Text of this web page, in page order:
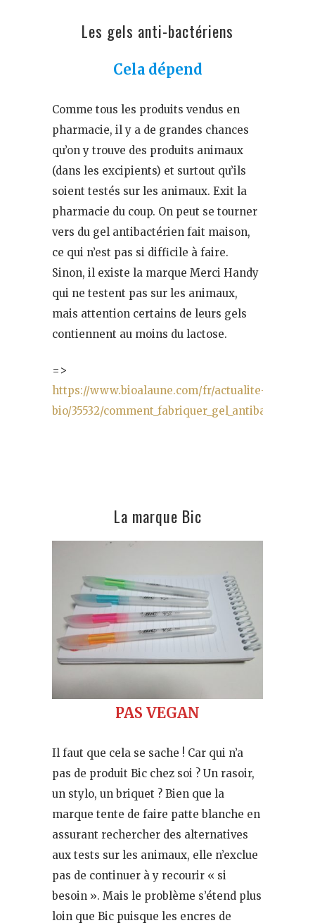
Les gels anti-bactériens
Cela dépend
Comme tous les produits vendus en
pharmacie, il y a de grandes chances
qu’on y trouve des produits animaux
(dans les excipients) et surtout qu’ils
soient testés sur les animaux. Exit la
pharmacie du coup. On peut se tourner
vers du gel antibactérien fait maison,
ce qui n’est pas si difficile à faire.
Sinon, il existe la marque Merci Handy
qui ne testent pas sur les animaux,
mais attention certains de leurs gels
contiennent au moins du lactose.
=>
https://www.bioalaune.com/fr/actualite-
bio/35532/
La marque Bic
PAS VEGAN
Il faut que cela se sache ! Car qui n’a
pas de produit Bic chez soi ? Un rasoir,
un stylo, un briquet ? Bien que la
marque tente de faire patte blanche en
assurant rechercher des alternatives
aux tests sur les animaux, elle n’exclue
pas de continuer à y recourir « si
besoin ». Mais le problème s’étend plus
loin que Bic puisque les encres de